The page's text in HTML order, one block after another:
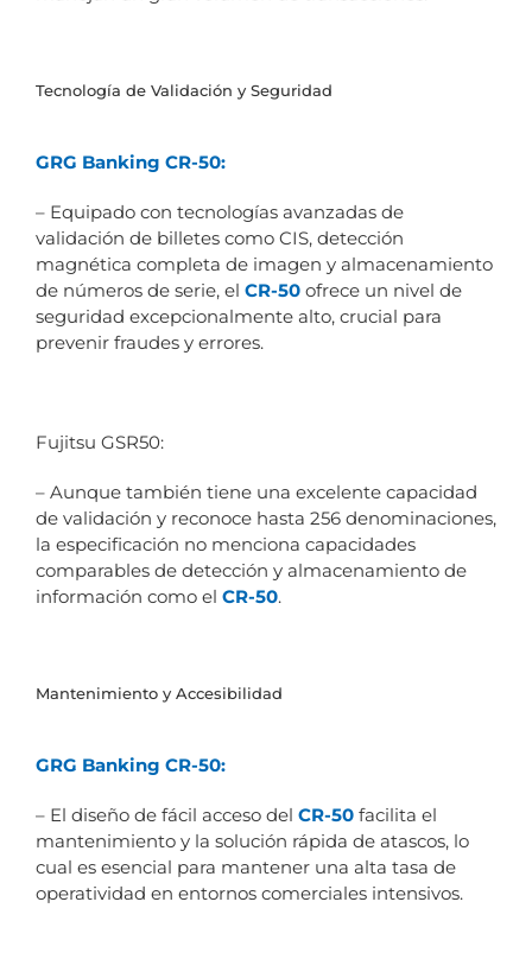
Tecnología de Validación y Seguridad
GRG Banking CR-50:
– Equipado con tecnologías avanzadas de
validación de billetes como CIS, detección
magnética completa de imagen y almacenamiento
de números de serie, el CR-50ofrece un nivel de
seguridad excepcionalmente alto, crucial para
prevenir fraudes y errores.
Fujitsu GSR50:
– Aunque también tiene una excelente capacidad
de validación y reconoce hasta 256 denominaciones,
la especificación no menciona capacidades
comparables de detección y almacenamiento de
información como el CR-50.
Mantenimiento y Accesibilidad
GRG Banking CR-50:
– El diseño de fácil acceso del CR-50facilita el
mantenimiento y la solución rápida de atascos, lo
cual es esencial para mantener una alta tasa de
operatividad en entornos comerciales intensivos.